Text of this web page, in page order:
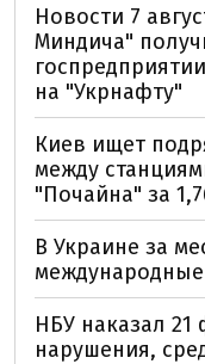
Новости 7
Миндича"
на "Укрнафту"
Киев ищет
между
"Почайна" за
В Украине за
НБУ наказал
нарушения,